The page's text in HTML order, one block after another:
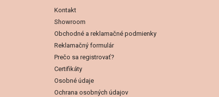
Kontakt
Showroom
Obchodné a reklamačné podmienky
Reklamačný formulár
Prečo sa registrovať?
Certifikáty
Osobné údaje
Ochrana osobných údajov